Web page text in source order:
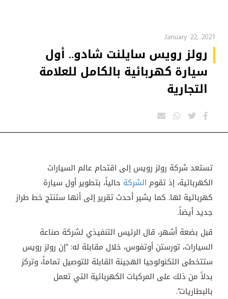
January 22, 2021
رولز رويس سايلنت شادو.. أول
سيارة كهربائية بالكامل للعلامة
التجارية
تستعد شركة رولز رويس إلى اقتحام عالم السيارات
الكهربائية، إذ تقوم الشركة حالياً، بتطوير أول سيارة
كهربائية لها. كما يشير أحدث تقرير إلى أنها ستنتج خط طراز
جديد أيضاً.
قبل بضعة أشهر، قال الرئيس التنفيذي لشركة صناعة
السيارات، تورستن أوتفوس، خلال مقابلة له: “إن رولز رويس
ستتخطى التكنولوجيا الهجينة القابلة للتوصيل تماماً، وتركز
بدلاً من ذلك على المركبات الكهربائية التي تعمل
بالبطاريات”.